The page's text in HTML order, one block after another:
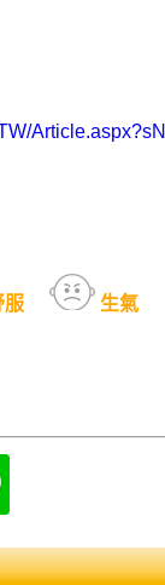
服 生氣